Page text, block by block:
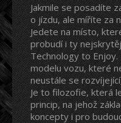
Jakmile se posadíte
o jízdu, ale míříte za
Jedete na místo,
probudí i ty
Technology to
modelu vozu, které
neustále se
Je to filozofie, která
princip, na jehož
koncepty i pro